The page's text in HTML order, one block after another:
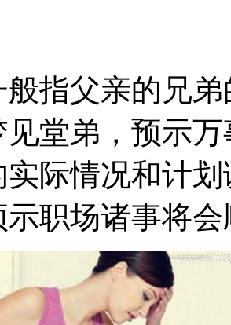
般指父亲的兄
见堂弟，预示
实际情况和计
示职场诸事将